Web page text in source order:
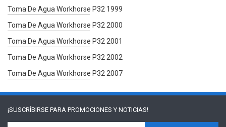
Toma De Agua Workhorse P32 1999
Toma De Agua Workhorse P32 2000
Toma De Agua Workhorse P32 2001
Toma De Agua Workhorse P32 2002
Toma De Agua Workhorse P32 2007
¡SUSCRÍBIRSE PARA PROMOCIONES Y NOTICIAS!